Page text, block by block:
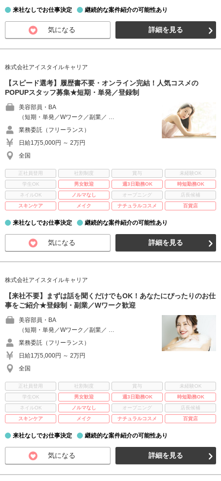
来社なしでお仕事決定 継続的な案件紹介の可能性あり
気になる 詳細を見る
株式会社アイスタイルキャリア
【スピード選考】履歴書不要・オンライン完結！人気コスメの
POPUPスタッフ募集★短期・単発／登録制
美容部員・BA
（短期・単発／Wワーク／副業／ …
業務委託（フリーランス）
日給1万5,000円 ～ 2万円
全国
正社員登用 社割制度 賞与
未経験OK
学生OK
男女歓迎 週3日勤務OK
時短勤務OK
ネイルOK
ノルマなし オープニング
店長候補
スキンケア
メイク ナチュラルコスメ 百貨店
来社なしでお仕事決定 継続的な案件紹介の可能性あり
気になる 詳細を見る
株式会社アイスタイルキャリア
【来社不要】まずは話を聞くだけでもOK！あなたにぴったりのお仕
事をご紹介★登録制・副業／Wワーク歓迎
美容部員・BA
（短期・単発／Wワーク／副業／ …
業務委託（フリーランス）
日給1万5,000円 ～ 2万円
全国
正社員登用 社割制度 賞与
未経験OK
学生OK
男女歓迎 週3日勤務OK
時短勤務OK
ネイルOK
ノルマなし オープニング
店長候補
スキンケア
メイク ナチュラルコスメ 百貨店
来社なしでお仕事決定 継続的な案件紹介の可能性あり
気になる 詳細を見る